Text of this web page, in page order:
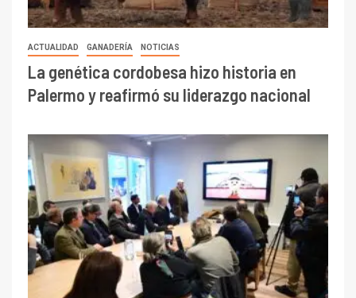
ACTUALIDAD GANADERÍA NOTICIAS
La genética cordobesa hizo historia en
Palermo y reafirmó su liderazgo nacional